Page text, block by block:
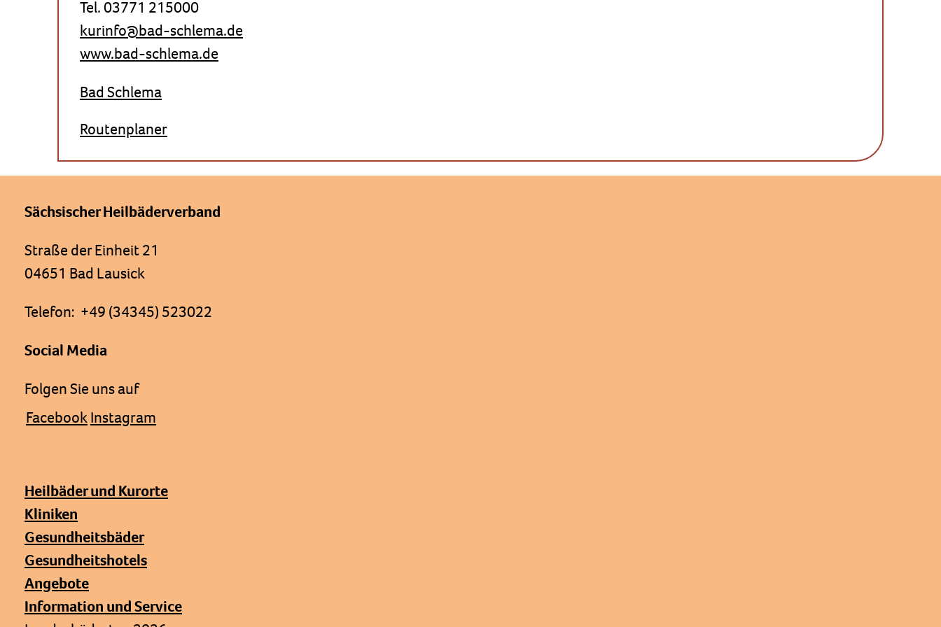
Tel. 03771 215000
kurinfo@bad-schlema.de
www.bad-schlema.de
Bad Schlema
Routenplaner
Sächsischer Heilbäderverband
Straße der Einheit 21
04651 Bad Lausick
Telefon: +49 (34345) 523022
Social Media
Folgen Sie uns auf
FacebookInstagram
Heilbäder und Kurorte
Kliniken
Gesundheitsbäder
Gesundheitshotels
Angebote
Information und Service